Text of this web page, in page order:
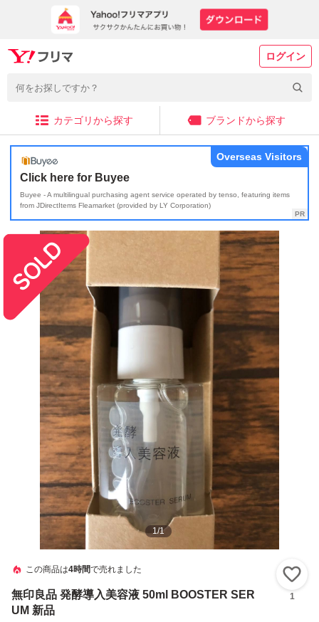
ログイン
カテゴリから探す ブランドから探す
Click here for Buyee
Buyee - A multilingual purchasing agent service operated by tenso, featuring items
from JDirectItems Fleamarket (provided by LY Corporation)
Overseas Visitors
1/1
この商品は4時間で売れました
無印良品 発酵導入美容液 50ml BOOSTER SER
UM 新品
1